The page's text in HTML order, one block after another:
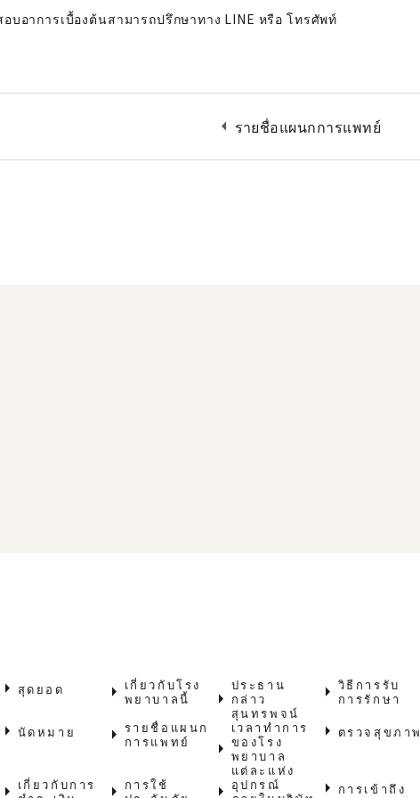
บอาการเบื้องต้นสามารถปรึกษาทาง LINE หรือ โทรศัพท์
arrow_left รายชื่อแผนกการแพทย์
arrow_right สุดยอด arrow_right เกี่ยวกับโรง
พยาบาลนี้
arrow_right
ประธาน
กล่าว
สุนทรพจน์
arrow_right วิธีการรับ
การรักษา
arrow_right นัดหมาย arrow_right รายชื่อแผนก
การแพทย์
arrow_right
เวลาทําการ
ของโรง
พยาบาล
แต่ละแห่ง
arrow_right ตรวจสุขภาพ
arrow_right เกี่ยวกับการ
arrow_right การใช้
arrow_right อุปกรณ์
arrow_right การเข้าถึง